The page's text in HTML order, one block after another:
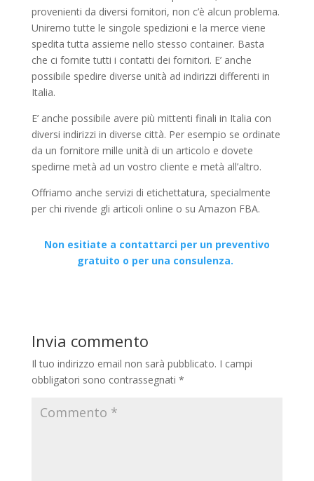
provenienti da diversi fornitori, non c’è alcun problema.
Uniremo tutte le singole spedizioni e la merce viene
spedita tutta assieme nello stesso container. Basta
che ci fornite tutti i contatti dei fornitori. E’ anche
possibile spedire diverse unità ad indirizzi differenti in
Italia.
E’ anche possibile avere più mittenti finali in Italia con
diversi indirizzi in diverse città. Per esempio se ordinate
da un fornitore mille unità di un articolo e dovete
spedirne metà ad un vostro cliente e metà all’altro.
Offriamo anche servizi di etichettatura, specialmente
per chi rivende gli articoli online o su Amazon FBA.
Non esitiate a contattarci per un preventivo
gratuito o per una consulenza.
Invia commento
Il tuo indirizzo email non sarà pubblicato. I campi
obbligatori sono contrassegnati *